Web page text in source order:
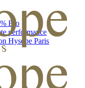
Bio
performance
Hysope Paris